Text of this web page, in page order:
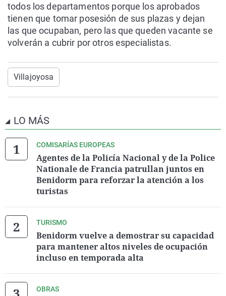
todos los departamentos porque los aprobados
tienen que tomar posesión de sus plazas y dejan
las que ocupaban, pero las que queden vacante se
volverán a cubrir por otros especialistas.
Villajoyosa
LO MÁS
COMISARÍAS EUROPEAS
Agentes de la Policía Nacional y de la Police
Nationale de Francia patrullan juntos en
Benidorm para reforzar la atención a los
turistas
TURISMO
Benidorm vuelve a demostrar su capacidad
para mantener altos niveles de ocupación
incluso en temporada alta
OBRAS